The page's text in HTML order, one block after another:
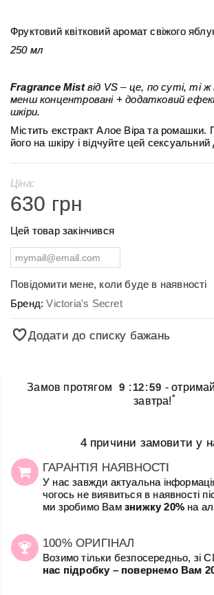
Фруктовий квітковий аромат свіжого
250 мл
Fragrance Mistвід VS – це, по суті, ті
менш концентровані + додатковий
шкіри.
Містить екстракт Алое Віра та ромашки.
його на шкіру і відчуйте цей
Ціна:
630 грн
Цей товар закінчився
Повідомити мене, коли буде в наявності
Бренд:Victoria's Secret
Додати до списку бажань
Замов протягом 9 :12:59 -
завтра!*
4 причини замовити у
ГАРАНТІЯ НАЯВНОСТІ
У нас завжди актуальна
чогось не виявиться в наявності
ми зробимо Вам знижку 20% на
100% ОРИГІНАЛ
Возимо тільки безпосередньо, зі
нас підробку – повернемо Вам